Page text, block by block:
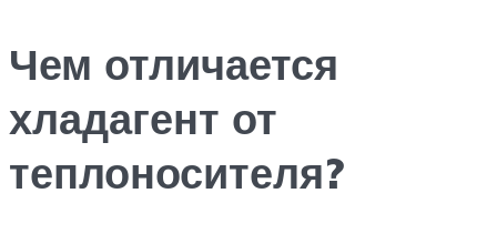
Чем отличается
хладагент от
теплоносителя?